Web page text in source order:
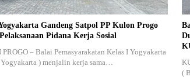
Gandeng Satpol PP Kulon Progo
Pidana Kerja Sosial
– Balai Pemasyarakatan Kelas I Yogyakarta
) menjalin kerja sama…
(